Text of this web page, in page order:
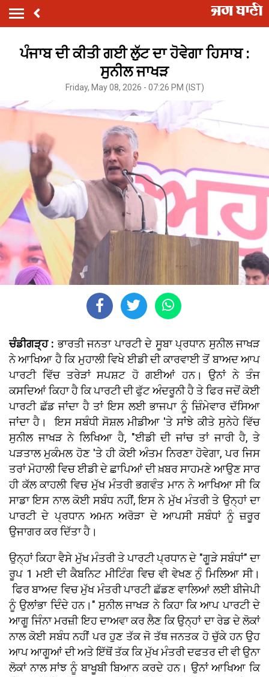
ਪੰਜਾਬ ਦੀ ਕੀਤੀ ਗਈ ਲੁੱਟ ਦਾ ਹੋਵੇਗਾ ਹਿਸਾਬ :
ਸੁਨੀਲ ਜਾਖੜ
Friday, May 08, 2026 - 07:26 PM (IST)
ਚੰਡੀਗੜ੍ਹ :ਭਾਰਤੀ ਜਨਤਾ ਪਾਰਟੀ ਦੇ ਸੂਬਾ ਪ੍ਰਧਾਨ ਸੁਨੀਲ ਜਾਖੜ
ਨੇ ਆਖਿਆ ਹੈ ਕਿ ਮੁਹਾਲੀ ਵਿਖੇ ਈਡੀ ਦੀ ਕਾਰਵਾਈ ਤੋਂ ਬਾਅਦ ਆਪ
ਪਾਰਟੀ ਵਿੱਚ ਤਰੇੜਾਂ ਸਪਸ਼ਟ ਹੋ ਗਈਆਂ ਹਨ। ਉਨਾਂ ਨੇ ਤੰਜ
ਕਸਦਿਆਂ ਕਿਹਾ ਹੈ ਕਿ ਪਾਰਟੀ ਦੀ ਫੁੱਟ ਅੰਦਰੂਨੀ ਹੈ ਤੇ ਫਿਰ ਜਦੋਂ ਕੋਈ
ਪਾਰਟੀ ਛੱਡ ਜਾਂਦਾ ਹੈ ਤਾਂ ਇਸ ਲਈ ਭਾਜਪਾ ਨੂੰ ਜ਼ਿੰਮੇਵਾਰ ਦੱਸਿਆ
ਜਾਂਦਾ ਹੈ। ਇਸ ਸਬੰਧੀ ਸੋਸ਼ਲ ਮੀਡੀਆ 'ਤੇ ਸਾਂਝੇ ਕੀਤੇ ਸੁਨੇਹੇ ਵਿੱਚ
ਸੁਨੀਲ ਜਾਖੜ ਨੇ ਲਿਖਿਆ ਹੈ, "ਈਡੀ ਦੀ ਜਾਂਚ ਤਾਂ ਜਾਰੀ ਹੈ, ਤੇ
ਪੜਤਾਲ ਮੁਕੰਮਲ ਹੋਣ 'ਤੇ ਹੀ ਕੋਈ ਅੰਤਮ ਨਿਰਣਾ ਹੋਵੇਗਾ, ਪਰ ਜਿਸ
ਤਰਾਂ ਮੋਹਾਲੀ ਵਿਚ ਈਡੀ ਦੇ ਛਾਪਿਆਂ ਦੀ ਖ਼ਬਰ ਸਾਹਮਣੇ ਆਉਣ ਸਾਰ
ਹੀ ਕੱਲ ਕਾਹਲੀ ਵਿਚ ਮੁੱਖ ਮੰਤਰੀ ਭਗਵੰਤ ਮਾਨ ਨੇ ਆਖਿਆ ਸੀ ਕਿ
ਸਾਡਾ ਇਸ ਨਾਲ ਕੋਈ ਸਬੰਧ ਨਹੀਂ, ਇਸ ਨੇ ਮੁੱਖ ਮੰਤਰੀ ਤੇ ਉਨ੍ਹਾਂ ਦਾ
ਪਾਰਟੀ ਦੇ ਪ੍ਰਧਾਨ ਅਮਨ ਅਰੋੜਾ ਦੇ ਆਪਸੀ ਸਬੰਧਾਂ ਨੂੰ ਜ਼ਰੂਰ
ਉਜਾਗਰ ਕਰ ਦਿੱਤਾ ਹੈ।
ਉਨ੍ਹਾਂ ਕਿਹਾ ਵੈਸੇ ਮੁੱਖ ਮੰਤਰੀ ਤੇ ਪਾਰਟੀ ਪ੍ਰਧਾਨ ਦੇ "ਗੂੜੇ ਸਬੰਧਾਂ" ਦਾ
ਰੂਪ 1 ਮਈ ਦੀ ਕੈਬਨਿਟ ਮੀਟਿੰਗ ਵਿਚ ਵੀ ਵੇਖਣ ਨੁੰ ਮਿਲਿਆ ਸੀ।
ਫਿਰ ਬਾਅਦ ਵਿਚ ਮੁੱਖ ਮੰਤਰੀ ਪਾਰਟੀ ਛੱਡਣ ਵਾਲਿਆਂ ਲਈ ਬੀਜੇਪੀ
ਨੂੰ ਉਲਾਂਭਾ ਦਿੰਦੇ ਹਨ।" ਸੁਨੀਲ ਜਾਖੜ ਨੇ ਕਿਹਾ ਕਿ ਆਪ ਪਾਰਟੀ ਦੇ
ਆਗੂ ਜਿੰਨਾ ਮਰਜ਼ੀ ਇਹ ਦਾਅਵਾ ਕਰ ਲੈਣ ਕਿ ਉਨ੍ਹਾਂ ਦਾ ਰੇਡ ਦੇ ਲੋਕਾਂ
ਨਾਲ ਕੋਈ ਸਬੰਧ ਨਹੀਂ ਪਰ ਹੁਣ ਤੱਕ ਜੋ ਤੱਥ ਜਨਤਕ ਹੋ ਚੁੱਕੇ ਹਨ ਉਹ
ਆਪ ਆਗੂਆਂ ਦੀ ਅਤੇ ਇੱਥੋਂ ਤੱਕ ਕਿ ਮੁੱਖ ਮੰਤਰੀ ਦਫਤਰ ਦੀ ਵੀ ਉਨਾ
ਲੋਕਾਂ ਨਾਲ ਸਾਂਝ ਨੂੰ ਬਾਖੂਬੀ ਬਿਆਨ ਕਰਦੇ ਹਨ। ਉਨਾਂ ਆਖਿਆ ਕਿ